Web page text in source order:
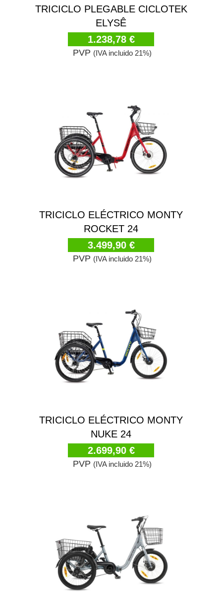
TRICICLO PLEGABLE CICLOTEK
ELYSÊ
1.238,78 €
PVP (IVA incluido 21%)
TRICICLO ELÉCTRICO MONTY
ROCKET 24
3.499,90 €
PVP (IVA incluido 21%)
TRICICLO ELÉCTRICO MONTY
NUKE 24
2.699,90 €
PVP (IVA incluido 21%)